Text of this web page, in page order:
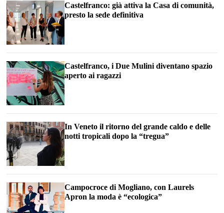
Castelfranco: già attiva la Casa di comunità,
presto la sede definitiva
Castelfranco, i Due Mulini diventano spazio
aperto ai ragazzi
In Veneto il ritorno del grande caldo e delle
notti tropicali dopo la “tregua”
Campocroce di Mogliano, con Laurels
Apron la moda è “ecologica”